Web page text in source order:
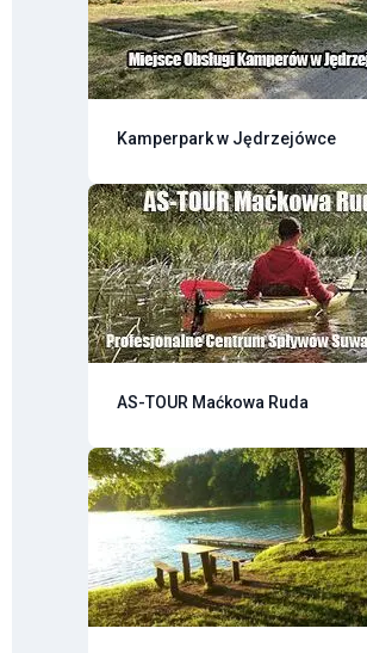
Kamperpark w Jędrzejówce
AS-TOUR Maćkowa Ruda